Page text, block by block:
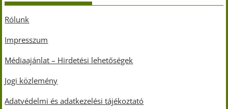
Rólunk
Impresszum
Médiaajánlat – Hirdetési lehetőségek
Jogi közlemény
Adatvédelmi és adatkezelési tájékoztató